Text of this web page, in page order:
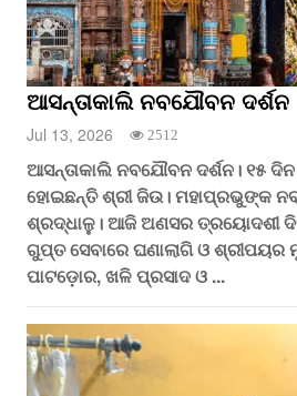
ଆସନ୍ତାକାଲି ନବଯୌବନ ଦର୍ଶନ
Jul 13, 2026 2512
ଆସନ୍ତାକାଲି ନବଯୌବନ ଦର୍ଶନ। ୧୫
ହୋଇଛନ୍ତି ଶ୍ରୀ ଜିଉ। ମହାପ୍ରଭୁଙ୍କ
ଶ୍ରଦ୍ଧାଳୁ। ଆଜି ଅଣସର ତ୍ରୟୋଦଶୀ
ଗୁପ୍ତ ସେବାରେ ଘଣାଲାଗି ଓ
ପାଟଡ଼ୋର, ଖଳି ପ୍ରସାଦ ଓ ...